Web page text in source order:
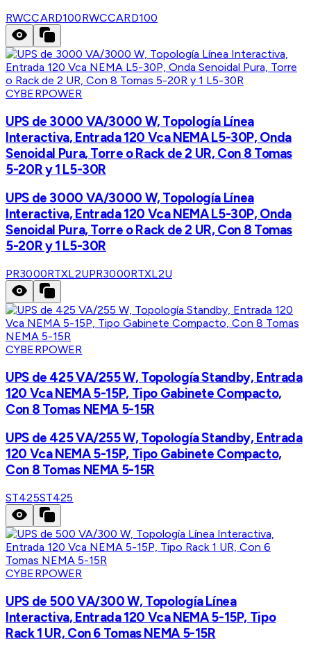
RWCCARD100RWCCARD100
CYBERPOWER
UPS de 3000 VA/3000 W, Topología Línea
Interactiva, Entrada 120 Vca NEMA L5-30P, Onda
Senoidal Pura, Torre o Rack de 2 UR, Con 8 Tomas
5-20R y 1 L5-30R
UPS de 3000 VA/3000 W, Topología Línea
Interactiva, Entrada 120 Vca NEMA L5-30P, Onda
Senoidal Pura, Torre o Rack de 2 UR, Con 8 Tomas
5-20R y 1 L5-30R
PR3000RTXL2UPR3000RTXL2U
CYBERPOWER
UPS de 425 VA/255 W, Topología Standby, Entrada
120 Vca NEMA 5-15P, Tipo Gabinete Compacto,
Con 8 Tomas NEMA 5-15R
UPS de 425 VA/255 W, Topología Standby, Entrada
120 Vca NEMA 5-15P, Tipo Gabinete Compacto,
Con 8 Tomas NEMA 5-15R
ST425ST425
CYBERPOWER
UPS de 500 VA/300 W, Topología Línea
Interactiva, Entrada 120 Vca NEMA 5-15P, Tipo
Rack 1 UR, Con 6 Tomas NEMA 5-15R